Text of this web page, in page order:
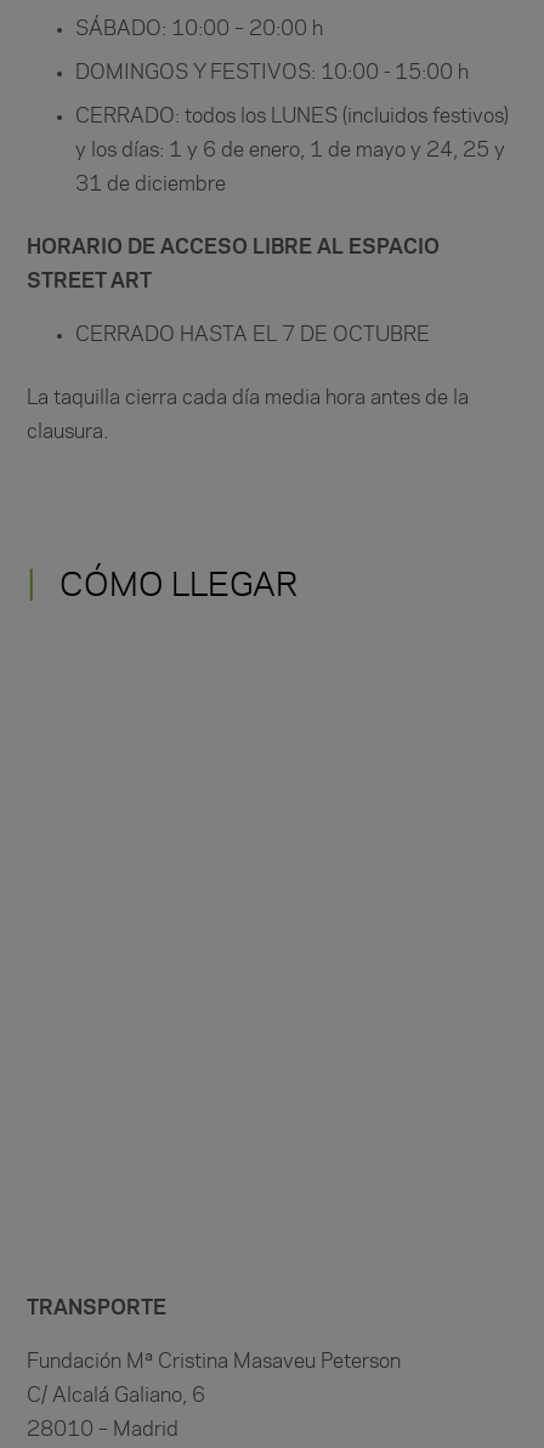
SÁBADO: 10:00 – 20:00 h
DOMINGOS Y FESTIVOS: 10:00 - 15:00 h
CERRADO: todos los LUNES (incluidos festivos)
y los días: 1 y 6 de enero, 1 de mayo y 24, 25 y
31 de diciembre
HORARIO DE ACCESO LIBRE AL ESPACIO
STREET ART
CERRADO HASTA EL 7 DE OCTUBRE
La taquilla cierra cada día media hora antes de la
clausura.
CÓMO LLEGAR
TRANSPORTE
Fundación Mª Cristina Masaveu Peterson
C/ Alcalá Galiano, 6
28010 – Madrid